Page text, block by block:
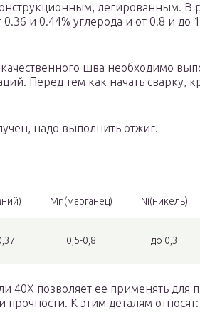
легированным. В
и 0.44% углерода и от 0.8 и до
качественного шва необходимо
Перед тем как начать сварку,
надо выполнить отжиг.
Mn(марганец) Ni(никель)
0,5-0,8 до 0,3
40Х позволяет ее применять для
К этим деталям относят: